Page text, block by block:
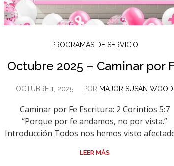
PROGRAMAS DE SERVICIO
Octubre 2025 – Caminar por
OCTUBRE 1, 2025 POR MAJOR SUSAN WOOD
Caminar por Fe Escritura: 2 Corintios 5:7
“Porque por fe andamos, no por vista.”
Introducción Todos nos hemos visto